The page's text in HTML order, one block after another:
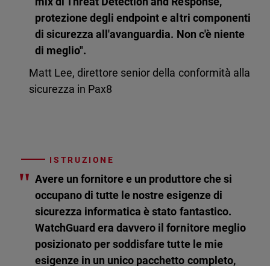
protezione degli endpoint e altri componenti
di sicurezza all'avanguardia. Non c'è niente
di meglio".
Matt Lee, direttore senior della conformità alla
sicurezza in Pax8
ISTRUZIONE
" Avere un fornitore e un produttore che si
occupano di tutte le nostre esigenze di
sicurezza informatica è stato fantastico.
WatchGuard era davvero il fornitore meglio
posizionato per soddisfare tutte le mie
esigenze in un unico pacchetto completo,